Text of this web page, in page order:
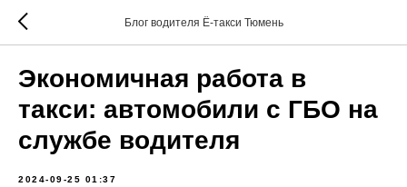
Блог водителя Ё-такси Тюмень
Экономичная работа в
такси: автомобили с ГБО на
службе водителя
2024-09-25 01:37